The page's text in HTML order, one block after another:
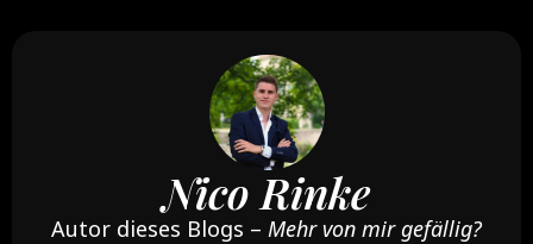
Nico Rinke
Autor dieses Blogs – Mehr von mir gefällig?